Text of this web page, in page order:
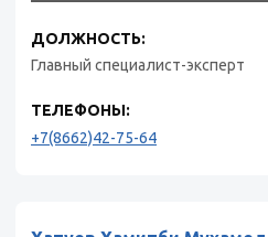
ДОЛЖНОСТЬ:
Главный специалист-эксперт
ТЕЛЕФОНЫ:
+7(8662)42-75-64